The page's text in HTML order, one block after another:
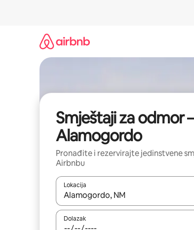
Smještaji za odmor –
Alamogordo
Pronađite i rezervirajte jedinstvene
Airbnbu
Lokacija
Kada budu dostupni rezultati, moći ćete
Dolazak